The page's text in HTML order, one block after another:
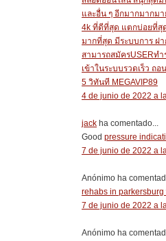
และอื่น ๆ อีกมากมากม
4k ที่ดีที่สุด แตกบ่อยที่สุ
มากที่สุด มีระบบการ ฝ
สามารถสมัครUSERทำ
เข้าในระบบรวดเร็ว ถ
5 วิทันที MEGAVIP89
4 de junio de 2022 a
jack ha comentado...
Good pressure
7 de junio de 2022 a
Anónimo ha
rehabs in parkersburg
7 de junio de 2022 a
Anónimo ha